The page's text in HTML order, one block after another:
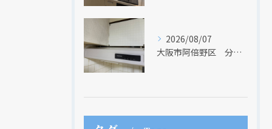
2026/08/07
大阪市阿倍野区 分譲マンションのレンジフード取替リフォーム工事 タカラスタンダード